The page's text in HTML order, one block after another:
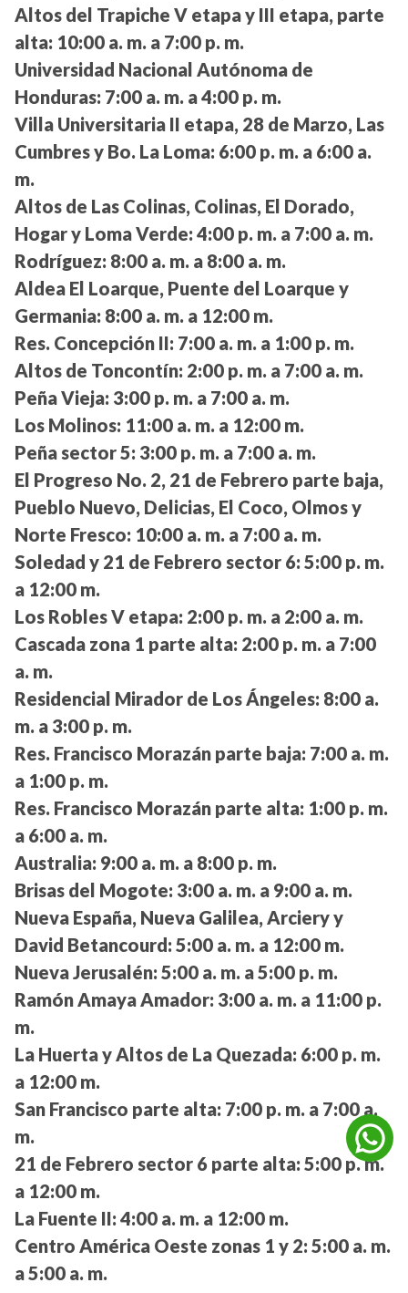
Altos del Trapiche V etapa y III etapa, parte
alta: 10:00 a. m. a 7:00 p. m.
Universidad Nacional Autónoma de
Honduras: 7:00 a. m. a 4:00 p. m.
Villa Universitaria II etapa, 28 de Marzo, Las
Cumbres y Bo. La Loma: 6:00 p. m. a 6:00 a.
m.
Altos de Las Colinas, Colinas, El Dorado,
Hogar y Loma Verde: 4:00 p. m. a 7:00 a. m.
Rodríguez: 8:00 a. m. a 8:00 a. m.
Aldea El Loarque, Puente del Loarque y
Germania: 8:00 a. m. a 12:00 m.
Res. Concepción II: 7:00 a. m. a 1:00 p. m.
Altos de Toncontín: 2:00 p. m. a 7:00 a. m.
Peña Vieja: 3:00 p. m. a 7:00 a. m.
Los Molinos: 11:00 a. m. a 12:00 m.
Peña sector 5: 3:00 p. m. a 7:00 a. m.
El Progreso No. 2, 21 de Febrero parte baja,
Pueblo Nuevo, Delicias, El Coco, Olmos y
Norte Fresco: 10:00 a. m. a 7:00 a. m.
Soledad y 21 de Febrero sector 6: 5:00 p. m.
a 12:00 m.
Los Robles V etapa: 2:00 p. m. a 2:00 a. m.
Cascada zona 1 parte alta: 2:00 p. m. a 7:00
a. m.
Residencial Mirador de Los Ángeles: 8:00 a.
m. a 3:00 p. m.
Res. Francisco Morazán parte baja: 7:00 a. m.
a 1:00 p. m.
Res. Francisco Morazán parte alta: 1:00 p. m.
a 6:00 a. m.
Australia: 9:00 a. m. a 8:00 p. m.
Brisas del Mogote: 3:00 a. m. a 9:00 a. m.
Nueva España, Nueva Galilea, Arciery y
David Betancourd: 5:00 a. m. a 12:00 m.
Nueva Jerusalén: 5:00 a. m. a 5:00 p. m.
Ramón Amaya Amador: 3:00 a. m. a 11:00 p.
m.
La Huerta y Altos de La Quezada: 6:00 p. m.
a 12:00 m.
San Francisco parte alta: 7:00 p. m. a 7:00 a.
m.
21 de Febrero sector 6 parte alta: 5:00 p. m.
a 12:00 m.
La Fuente II: 4:00 a. m. a 12:00 m.
Centro América Oeste zonas 1 y 2: 5:00 a. m.
a 5:00 a. m.